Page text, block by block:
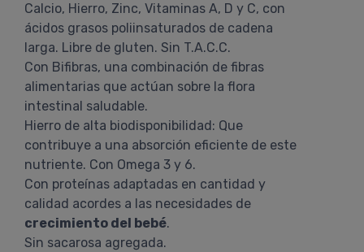
Calcio, Hierro, Zinc, Vitaminas A, D y C, con
ácidos grasos poliinsaturados de cadena
larga. Libre de gluten. Sin T.A.C.C.
Con Bifibras, una combinación de fibras
alimentarias que actúan sobre la flora
intestinal saludable.
Hierro de alta biodisponibilidad: Que
contribuye a una absorción eficiente de este
nutriente. Con Omega 3 y 6.
Con proteínas adaptadas en cantidad y
calidad acordes a las necesidades de
crecimiento del bebé.
Sin sacarosa agregada.